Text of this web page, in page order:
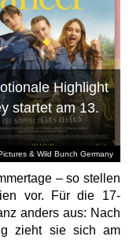
& Wild Bunch Germany
Highlight
startet am 13.
– so stellen
vor. Für die 17-
anders aus: Nach
zieht sie sich am